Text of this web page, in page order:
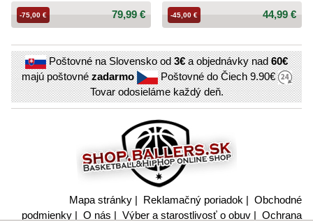
79,99 €
-75,00 € 44,99 €
-45,00 €
Poštovné na Slovensko od3€a objednávky nad60€
majú poštovnézadarmo Poštovné do Čiech9.90€
Tovar odosieláme každý deň.
Mapa stránky | Reklamačný poriadok | Obchodné
podmienky | O nás | Výber a starostlivosť o obuv | Ochrana